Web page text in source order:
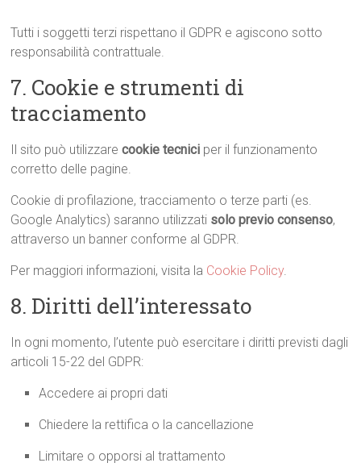
Tutti i soggetti terzi rispettano il GDPR e agiscono sotto
responsabilità contrattuale.
7. Cookie e strumenti di
tracciamento
Il sito può utilizzarecookie tecnici per il funzionamento
corretto delle pagine.
Cookie di profilazione, tracciamento o terze parti (es.
Google Analytics) saranno utilizzati solo previo consenso,
attraverso un banner conforme al GDPR.
Per maggiori informazioni, visita la Cookie Policy.
8. Diritti dell’interessato
In ogni momento, l’utente può esercitare i diritti previsti dagli
articoli 15-22 del GDPR:
Accedere ai propri dati
Chiedere la rettifica o la cancellazione
Limitare o opporsi al trattamento